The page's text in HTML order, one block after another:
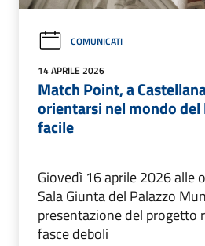
COMUNICATI
14 APRILE 2026
Match Point, a
orientarsi nel mondo del
facile
Giovedì 16 aprile 2026 alle
Sala Giunta del Palazzo
presentazione del progetto
fasce deboli